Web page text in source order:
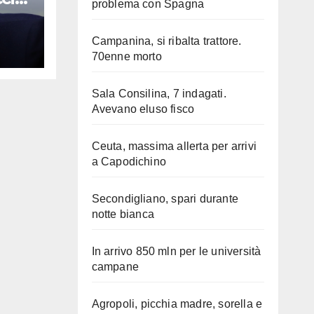
problema con Spagna
Campanina, si ribalta trattore.
70enne morto
Sala Consilina, 7 indagati.
Avevano eluso fisco
Ceuta, massima allerta per arrivi
a Capodichino
Secondigliano, spari durante
notte bianca
In arrivo 850 mln per le università
campane
Agropoli, picchia madre, sorella e